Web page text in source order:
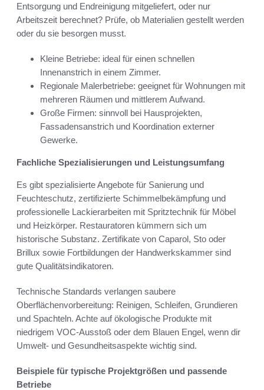
Entsorgung und Endreinigung mitgeliefert, oder nur
Arbeitszeit berechnet? Prüfe, ob Materialien gestellt werden
oder du sie besorgen musst.
Kleine Betriebe: ideal für einen schnellen
Innenanstrich in einem Zimmer.
Regionale Malerbetriebe: geeignet für Wohnungen mit
mehreren Räumen und mittlerem Aufwand.
Große Firmen: sinnvoll bei Hausprojekten,
Fassadensanstrich und Koordination externer
Gewerke.
Fachliche Spezialisierungen und Leistungsumfang
Es gibt spezialisierte Angebote für Sanierung und
Feuchteschutz, zertifizierte Schimmelbekämpfung und
professionelle Lackierarbeiten mit Spritztechnik für Möbel
und Heizkörper. Restauratoren kümmern sich um
historische Substanz. Zertifikate von Caparol, Sto oder
Brillux sowie Fortbildungen der Handwerkskammer sind
gute Qualitätsindikatoren.
Technische Standards verlangen saubere
Oberflächenvorbereitung: Reinigen, Schleifen, Grundieren
und Spachteln. Achte auf ökologische Produkte mit
niedrigem VOC-Ausstoß oder dem Blauen Engel, wenn dir
Umwelt- und Gesundheitsaspekte wichtig sind.
Beispiele für typische Projektgrößen und passende
Betriebe